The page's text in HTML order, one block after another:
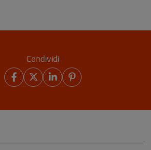
Condividi